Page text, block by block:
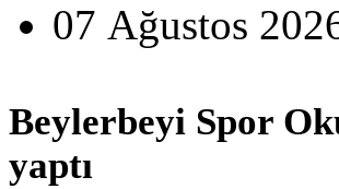
07 Ağustos
Beylerbeyi Spor
yaptı